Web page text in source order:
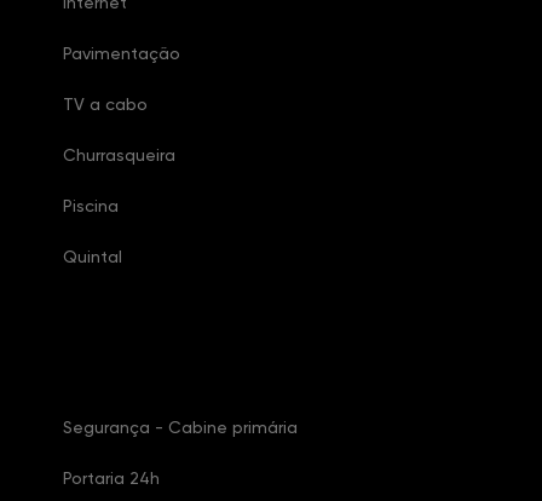
Pavimentação
TV a cabo
Churrasqueira
Piscina
Quintal
Segurança - Cabine primária
Portaria 24h